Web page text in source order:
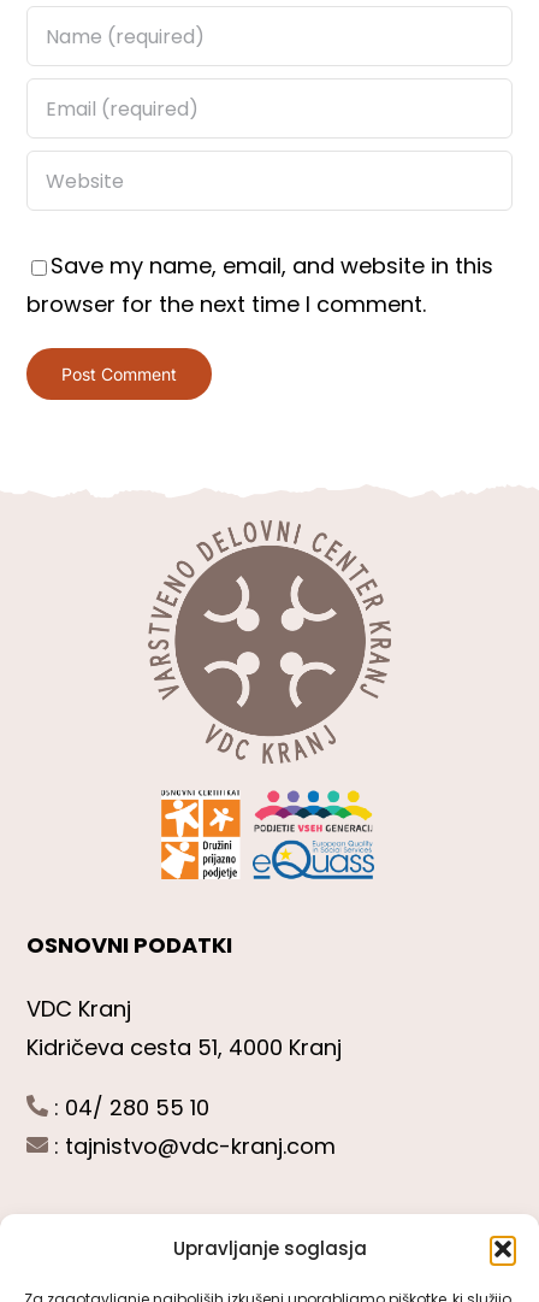
Upravljanje soglasja
Save my name, email, and website in this
browser for the next time I comment.
OSNOVNI PODATKI
VDC Kranj
Kidričeva cesta 51, 4000 Kranj
: 04/ 280 55 10
: tajnistvo@vdc-kranj.com